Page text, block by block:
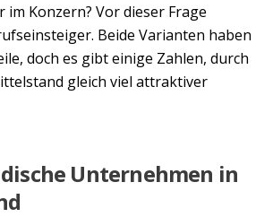
Konzern? Vor dieser Frage
Beide Varianten haben
doch es gibt einige Zahlen, durch
gleich viel attraktiver
Unternehmen in